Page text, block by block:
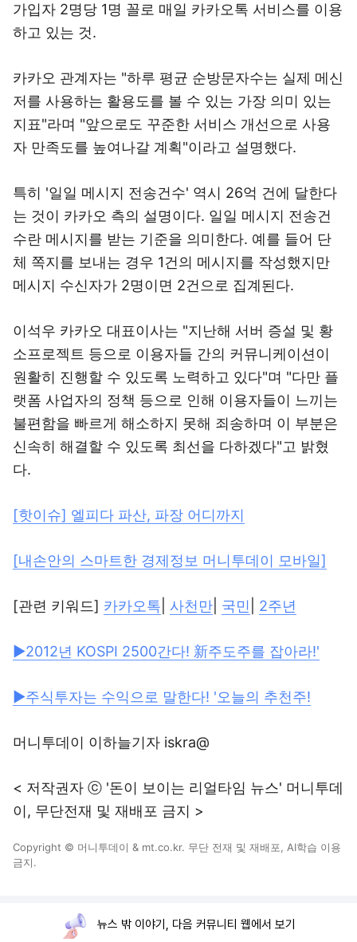
가입자 2명당 1명 꼴로 매일 카카오톡 서비스를 이용
하고 있는 것.
카카오 관계자는 "하루 평균 순방문자수는 실제 메신
저를 사용하는 활용도를 볼 수 있는 가장 의미 있는
지표"라며 "앞으로도 꾸준한 서비스 개선으로 사용
자 만족도를 높여나갈 계획"이라고 설명했다.
특히 '일일 메시지 전송건수' 역시 26억 건에 달한다
는 것이 카카오 측의 설명이다. 일일 메시지 전송건
수란 메시지를 받는 기준을 의미한다. 예를 들어 단
체 쪽지를 보내는 경우 1건의 메시지를 작성했지만
메시지 수신자가 2명이면 2건으로 집계된다.
이석우 카카오 대표이사는 "지난해 서버 증설 및 황
소프로젝트 등으로 이용자들 간의 커뮤니케이션이
원활히 진행할 수 있도록 노력하고 있다"며 "다만 플
랫폼 사업자의 정책 등으로 인해 이용자들이 느끼는
불편함을 빠르게 해소하지 못해 죄송하며 이 부분은
신속히 해결할 수 있도록 최선을 다하겠다"고 밝혔
다.
[핫이슈] 엘피다 파산, 파장 어디까지
[내손안의 스마트한 경제정보 머니투데이 모바일]
[관련 키워드] 카카오톡 사천만 국민 2주년
▶2012년 KOSPI 2500간다! 新주도주를 잡아라!'
▶주식투자는 수익으로 말한다! '오늘의 추천주!
머니투데이 이하늘기자 iskra@
< 저작권자 ⓒ '돈이 보이는 리얼타임 뉴스' 머니투데
이, 무단전재 및 재배포 금지 >
Copyright © 머니투데이 & mt.co.kr. 무단 전재 및 재배포, AI학습 이용
금지.
뉴스 밖 이야기, 다음 커뮤니티 웹에서 보기